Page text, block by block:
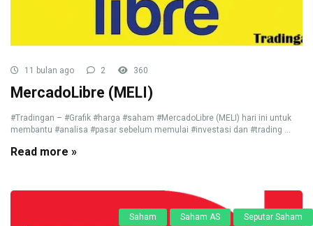
11 bulan ago 2 360
MercadoLibre (MELI)
#Tradingan – #Grafik #harga #saham #MercadoLibre (MELI) hari ini untuk
membantu #analisa #pasar sebelum memulai #investasi dan #trading ...
Read more »
Saham Saham AS Seputar Saham